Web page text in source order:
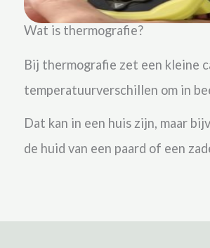
Wat is thermografie?
Bij thermografie zet een kleine
temperatuurverschillen om in
Dat kan in een huis zijn, maar
de huid van een paard of een